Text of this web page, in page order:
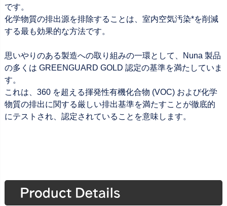
です。
化学物質の排出源を排除することは、室内空気汚染*を削減
する最も効果的な方法です。
思いやりのある製造への取り組みの一環として、Nuna 製品
の多くは GREENGUARD GOLD 認定の基準を満たしていま
す。
これは、360 を超える揮発性有機化合物 (VOC) および化学
物質の排出に関する厳しい排出基準を満たすことが徹底的
にテストされ、認定されていることを意味します。